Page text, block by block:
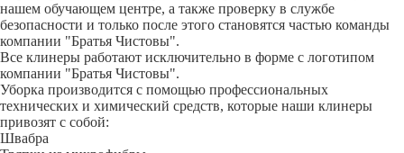
нашем обучающем центре, а также проверку в службе
безопасности и только после этого становятся частью команды
компании "Братья Чистовы".
Все клинеры работают исключительно в форме с логотипом
компании "Братья Чистовы".
Уборка производится с помощью профессиональных
технических и химический средств, которые наши клинеры
привозят с собой:
Швабра